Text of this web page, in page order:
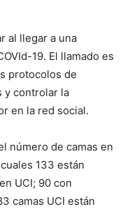
al llegar a una
19. El llamado es
protocolos de
y controlar la
en la red social.
número de camas en
133 están
UCI; 90 con
camas UCI están